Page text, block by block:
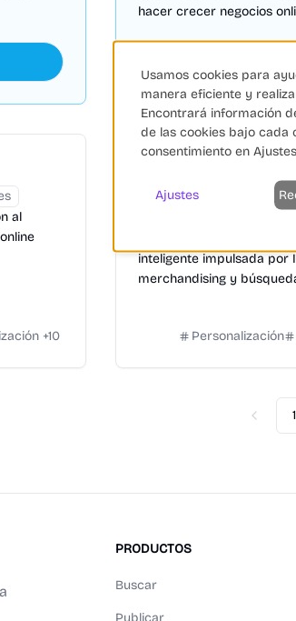
hacer crecer negocios
al
+10
Personalización
inteligente impulsada por
merchandising y
Personalización
Previous
1
PRODUCTOS
Buscar
Usamos cookies para
manera eficiente y
Encontrará información
de las cookies bajo cada
consentimiento en
Ajustes